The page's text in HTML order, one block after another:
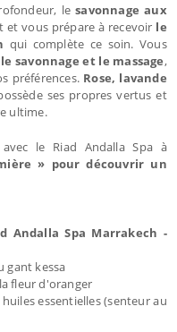
lesavonnage aux
et vous prépare à recevoir le
qui complète ce soin. Vous
savonnage et le massage,
préférences. Rose, lavande
ses propres vertus et
ultime.
le Riad Andalla Spa à
» pour découvrir un
Andalla Spa Marrakech -
gant kessa
fleur d'oranger
essentielles (senteur au